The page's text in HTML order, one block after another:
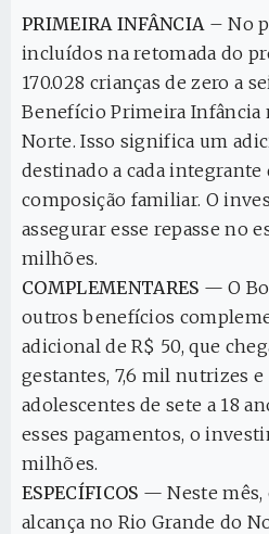
PRIMEIRA INFÂNCIA – No
incluídos na retomada do
170.028 crianças de zero a
Benefício Primeira Infância
Norte. Isso significa um
destinado a cada integrante
composição familiar. O
assegurar esse repasse no
milhões.
COMPLEMENTARES — O
outros benefícios
adicional de R$ 50, que
gestantes, 7,6 mil nutrizes e
adolescentes de sete a 18
esses pagamentos, o
milhões.
ESPECÍFICOS — Neste mês,
alcança no Rio Grande do